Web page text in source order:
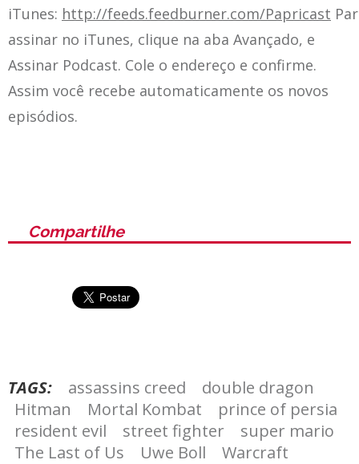
iTunes: http://feeds.feedburner.com/Papricast
assinar no iTunes, clique na aba Avançado, e
Assinar Podcast. Cole o endereço e confirme.
Assim você recebe automaticamente os novos
episódios.
Compartilhe
TAGS: assassins creed
double dragon
Hitman
Mortal Kombat
prince of persia
resident evil
street fighter
super mario
The Last of Us
Uwe Boll Warcraft